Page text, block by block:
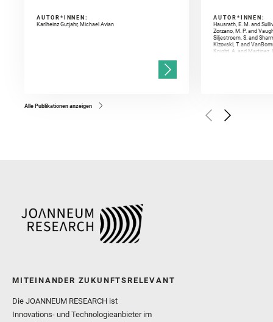
AUTOR*INNEN:
Karlheinz Gutjahr, Michael Avian
AUTOR*INNEN:
Hausrath, E. M. and
Zorzano, M. P. and
Siljestroem, S. and
Kizovski, T. and
Knight, A. and Martinez,
Golombek, M. and
Herkenhoff, K. and
Alle Publikationen anzeigen
MITEINANDER ZUKUNFTSRELEVANT
Die JOANNEUM RESEARCH ist
Innovations- und Technologieanbieter im